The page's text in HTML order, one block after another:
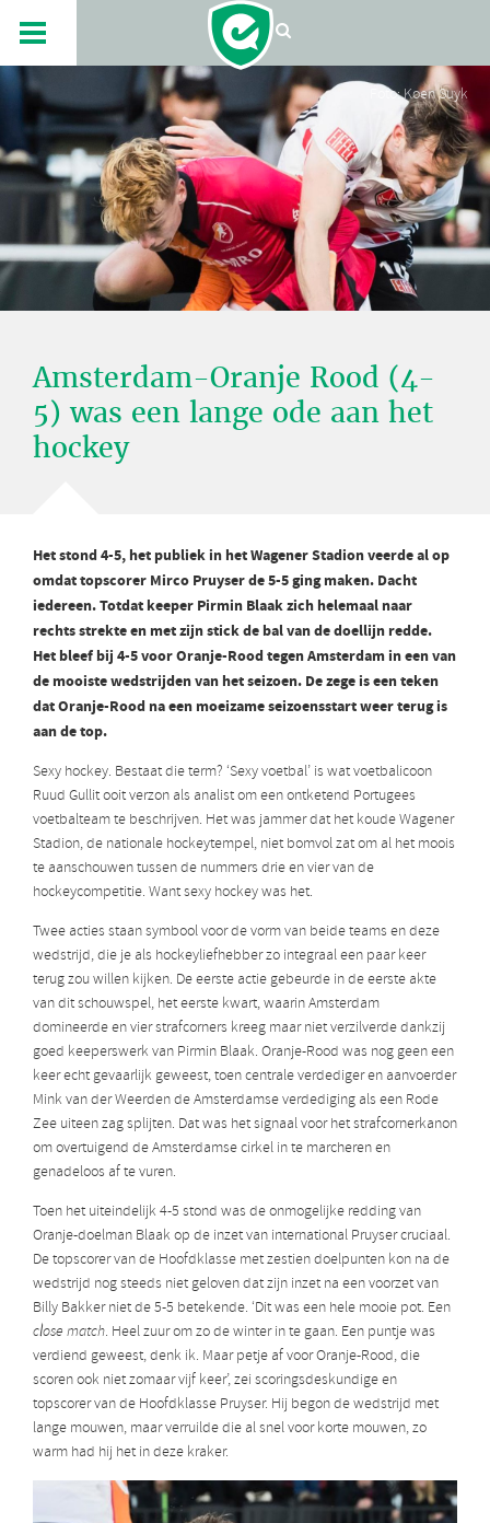
Foto: Koen Suyk
Amsterdam-Oranje Rood (4-
5) was een lange ode aan het
hockey
Het stond 4-5, het publiek in het Wagener Stadion veerde al op
omdat topscorer Mirco Pruyser de 5-5 ging maken. Dacht
iedereen. Totdat keeper Pirmin Blaak zich helemaal naar
rechts strekte en met zijn stick de bal van de doellijn redde.
Het bleef bij 4-5 voor Oranje-Rood tegen Amsterdam in een van
de mooiste wedstrijden van het seizoen. De zege is een teken
dat Oranje-Rood na een moeizame seizoensstart weer terug is
aan de top.
Sexy hockey. Bestaat die term? ‘Sexy voetbal’ is wat voetbalicoon
Ruud Gullit ooit verzon als analist om een ontketend Portugees
voetbalteam te beschrijven. Het was jammer dat het koude Wagener
Stadion, de nationale hockeytempel, niet bomvol zat om al het moois
te aanschouwen tussen de nummers drie en vier van de
hockeycompetitie. Want sexy hockey was het.
Twee acties staan symbool voor de vorm van beide teams en deze
wedstrijd, die je als hockeyliefhebber zo integraal een paar keer
terug zou willen kijken. De eerste actie gebeurde in de eerste akte
van dit schouwspel, het eerste kwart, waarin Amsterdam
domineerde en vier strafcorners kreeg maar niet verzilverde dankzij
goed keeperswerk van Pirmin Blaak. Oranje-Rood was nog geen een
keer echt gevaarlijk geweest, toen centrale verdediger en aanvoerder
Mink van der Weerden de Amsterdamse verdediging als een Rode
Zee uiteen zag splijten. Dat was het signaal voor het strafcornerkanon
om overtuigend de Amsterdamse cirkel in te marcheren en
genadeloos af te vuren.
Toen het uiteindelijk 4-5 stond was de onmogelijke redding van
Oranje-doelman Blaak op de inzet van international Pruyser cruciaal.
De topscorer van de Hoofdklasse met zestien doelpunten kon na de
wedstrijd nog steeds niet geloven dat zijn inzet na een voorzet van
Billy Bakker niet de 5-5 betekende. ‘Dit was een hele mooie pot. Een
close match. Heel zuur om zo de winter in te gaan. Een puntje was
verdiend geweest, denk ik. Maar petje af voor Oranje-Rood, die
scoren ook niet zomaar vijf keer’, zei scoringsdeskundige en
topscorer van de Hoofdklasse Pruyser. Hij begon de wedstrijd met
lange mouwen, maar verruilde die al snel voor korte mouwen, zo
warm had hij het in deze kraker.